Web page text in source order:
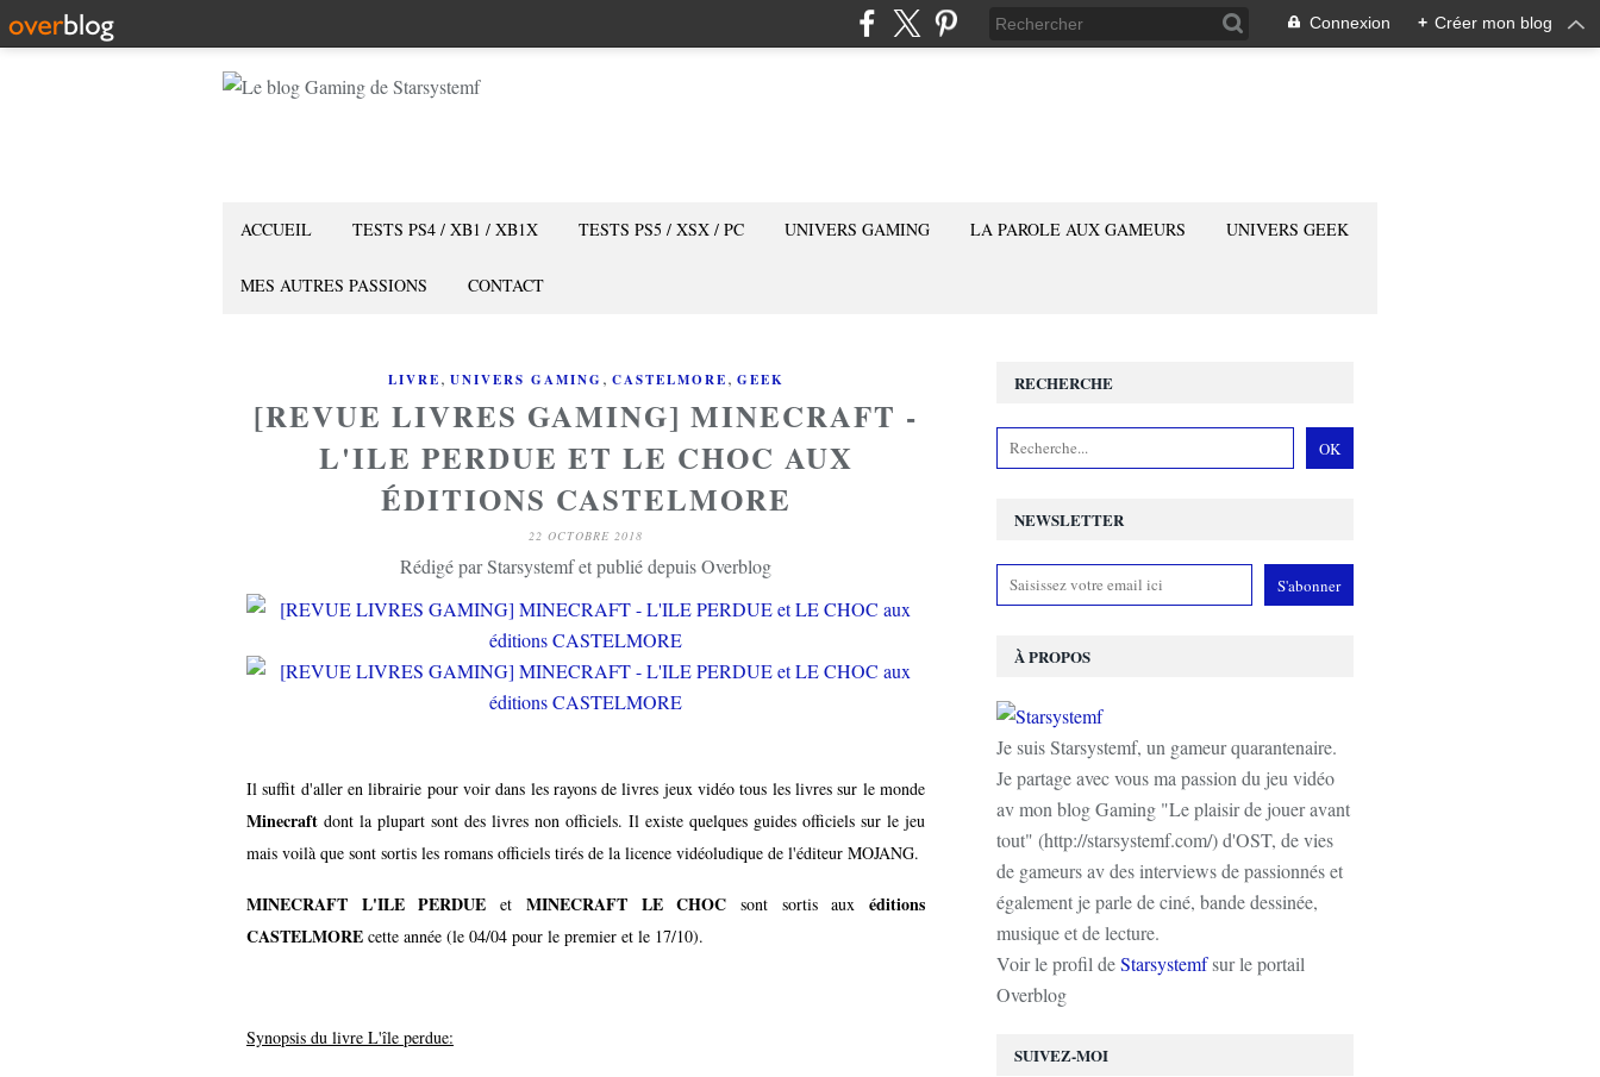
Connexion + Créer mon blog
ACCUEIL TESTS PS4 / XB1 / XB1X TESTS PS5 / XSX / PC UNIVERS GAMING LA PAROLE AUX GAMEURS UNIVERS GEEK
MES AUTRES PASSIONS CONTACT
LIVRE, UNIVERS GAMING , CASTELMORE, GEEK
[REVUE LIVRES GAMING] MINECRAFT -
L'ILE PERDUE ET LE CHOC AUX
ÉDITIONS CASTELMORE
22 OCTOBRE 2018
Rédigé par Starsystemf et publié depuis Overblog
Il suffit d'aller en librairie pour voir dans les rayons de livres jeux vidéo tous les livres sur le monde
Minecraft dont la plupart sont des livres non officiels. Il existe quelques guides officiels sur le jeu
mais voilà que sont sortis les romans officiels tirés de la licence vidéoludique de l'éditeur MOJANG.
MINECRAFT L'ILE PERDUEet MINECRAFT LE CHOC sont sortis auxéditions
CASTELMORE cette année (le 04/04 pour le premier et le 17/10).
Synopsis du livre L'île perdue:
NEWSLETTER
SUIVEZ-MOI
RECHERCHE
À PROPOS
Je suis Starsystemf, un gameur quarantenaire.
Je partage avec vous ma passion du jeu vidéo
av mon blog Gaming "Le plaisir de jouer avant
tout" (http://starsystemf.com/) d'OST, de vies
de gameurs av des interviews de passionnés et
également je parle de ciné, bande dessinée,
musique et de lecture.
Voir le profil deStarsystemfsur le portail
Overblog